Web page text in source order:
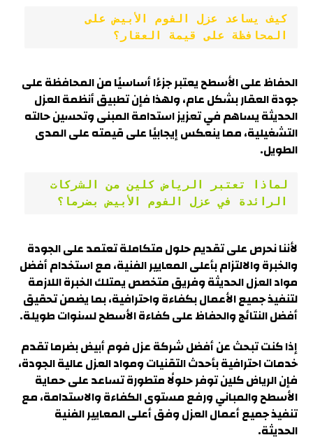
كيف يساعد عزل الفوم الأبيض على
المحافظة على قيمة العقار؟
الحفاظ على الأسطح يعتبر جزءًا أساسيًا من المحافظة على
جودة العقار بشكل عام، ولهذا فإن تطبيق أنظمة العزل
الحديثة يساهم في تعزيز استدامة المبنى وتحسين حالته
التشغيلية، مما ينعكس إيجابيًا على قيمته على المدى
الطويل.
الرائدة في عزل الفوم الأبيض بضرما؟
لأننا نحرص على تقديم حلول متكاملة تعتمد على الجودة
والخبرة والالتزام بأعلى المعايير الفنية، مع استخدام أفضل
مواد العزل الحديثة وفريق متخصص يمتلك الخبرة اللازمة
لتنفيذ جميع الأعمال بكفاءة واحترافية، بما يضمن تحقيق
أفضل النتائج والحفاظ على كفاءة الأسطح لسنوات طويلة.
إذا كنت تبحث عن أفضل شركة عزل فوم أبيض بضرما تقدم
خدمات احترافية بأحدث التقنيات ومواد العزل عالية الجودة،
فإن الرياض كلين توفر حلولًا متطورة تساعد على حماية
الأسطح والمباني ورفع مستوى الكفاءة والاستدامة، مع
تنفيذ جميع أعمال العزل وفق أعلى المعايير الفنية
الحديثة.